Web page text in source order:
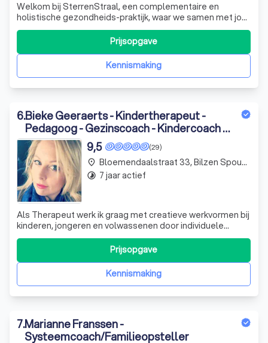
Welkom bij SterrenStraal, een complementaire en
holistische gezondheids-praktijk, waar we samen met jou
op zoek gaan naar wat jij nodig hebt om je gezonder,
vitaler en gelukkiger te voelen. Als holistische praktijk
streven we er naar om oog te hebben voor jou als mens in
zijn totaliteit. Om je gezoKennismaking
Prijsopgave
6.Bieke Geeraerts - Kindertherapeut -
Pedagoog - Gezinscoach - Kindercoach -
Lifecoach - Aerial Yoga
(29)
9,5
Als Therapeut werk ik graag met creatieve werkvormen bij
kinderen, jongeren en volwassenen door individuele
therapie, partner- en gezinstherapie. Dit kan door te
werken met visuele, zintuigelijke, lichaamsgerichte en
creatieve methodieken en werkvormen. Wanneer de
hulpvraag duidelijk is, kan de beh
Kennismaking
Prijsopgave
place Bloemendaalstraat 33, Bilzen Spouwen
timelapse 7 jaar actief
7.Marianne Franssen -
Systeemcoach/Familieopsteller